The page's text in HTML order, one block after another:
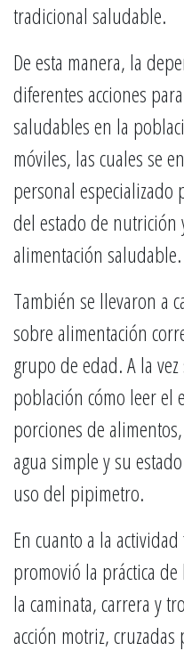
tradicional saludable.
De esta manera, la
diferentes acciones
saludables en la
móviles, las cuales se
personal especializado
del estado de nutrición
alimentación saludable.
También se llevaron a
sobre alimentación
grupo de edad. A la
población cómo leer el
porciones de
agua simple y su
uso del pipimetro.
En cuanto a la
promovió la práctica
la caminata, carrera y
acción motriz,